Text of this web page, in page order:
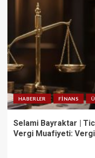
HABERLER FINANS
Selami Bayraktar |
Vergi Muafiyeti: